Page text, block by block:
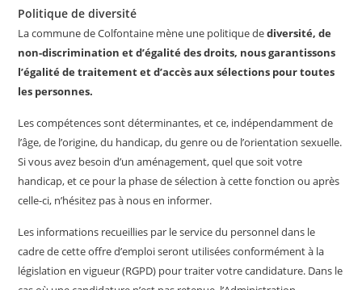
Politique de diversité
La commune de Colfontaine mène une politique dediversité, de
non-discrimination et d’égalité des droits, nous garantissons
l’égalité de traitement et d’accès aux sélections pour toutes
les personnes.
Les compétences sont déterminantes, et ce, indépendamment de
l’âge, de l’origine, du handicap, du genre ou de l’orientation sexuelle.
Si vous avez besoin d’un aménagement, quel que soit votre
handicap, et ce pour la phase de sélection à cette fonction ou après
celle-ci, n’hésitez pas à nous en informer.
Les informations recueillies par le service du personnel dans le
cadre de cette offre d’emploi seront utilisées conformément à la
législation en vigueur (RGPD) pour traiter votre candidature. Dans le